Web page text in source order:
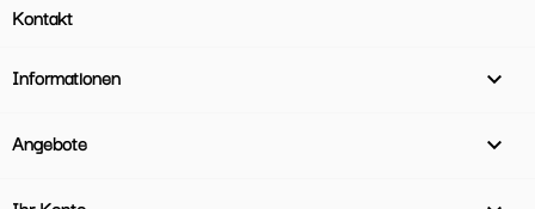
Kontakt
Informationen 
Angebote 